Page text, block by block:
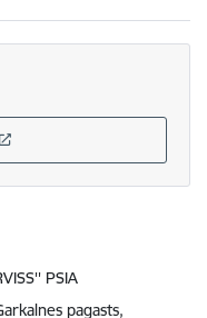
PSIA
pagasts,